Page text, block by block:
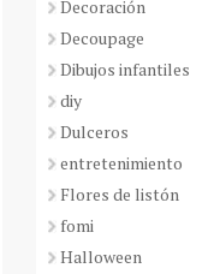
Decoración
Decoupage
Dibujos infantiles
diy
Dulceros
entretenimiento
Flores de listón
fomi
Halloween